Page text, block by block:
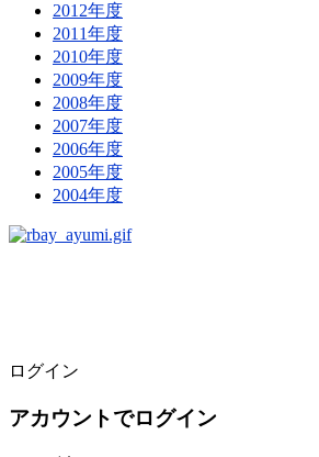
2012年度
2011年度
2010年度
2009年度
2008年度
2007年度
2006年度
2005年度
2004年度
ログイン
アカウントでログイン